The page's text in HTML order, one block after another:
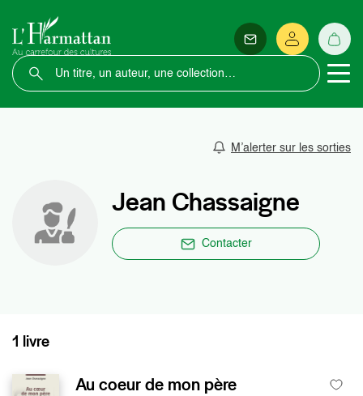
M’alerter sur les sorties
Jean Chassaigne
Contacter
1 livre
Au coeur de mon père